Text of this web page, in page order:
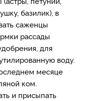
базилик), в
саженцы
рассады
для
воду.
месяце
ком.
и присыпать